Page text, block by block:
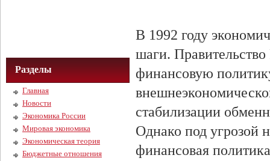
Разделы
Главная
Новости
Экономика России
Мировая экономика
Экономическая теория
Бюджетные отношения
В 1992 году
шаги.
финансовую
стабилизации
Однако под угрозой
финансовая